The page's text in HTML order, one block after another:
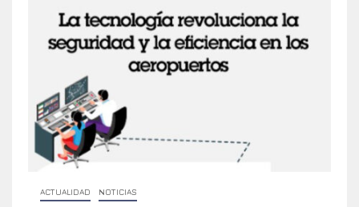
ACTUALIDAD NOTICIAS